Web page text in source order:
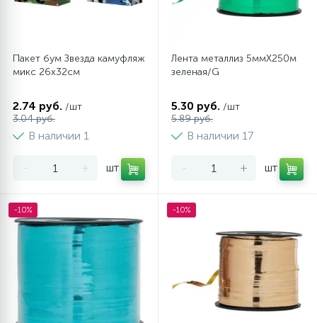
Пакет бум Звезда камуфляж
микс 26х32см
2.74 руб. /шт
3.04 руб.
В наличии 1
- + шт
Лента металлиз 5ммХ250м
зеленая/G
5.30 руб. /шт
5.89 руб.
В наличии 17
- + шт
-10% -10%